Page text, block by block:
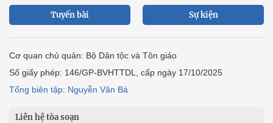
Tuyến bài Sự kiện
Cơ quan chủ quản: Bộ Dân tộc và Tôn giáo
Số giấy phép: 146/GP-BVHTTDL, cấp ngày 17/10/2025
Tổng biên tập: Nguyễn Văn Bá
Liên hệ tòa soạn